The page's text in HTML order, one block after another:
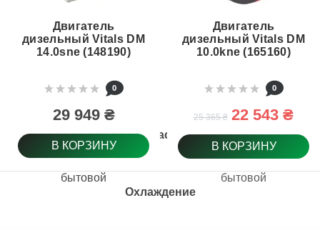
Класс
Охлаждение
Двигатель
дизельный Vitals DM
14.0sne (148190)
0
29 949 ₴
В КОРЗИНУ
бытовой
Двигатель
дизельный Vitals DM
10.0kne (165160)
0
25 365 ₴ 22 543 ₴
В КОРЗИНУ
бытовой